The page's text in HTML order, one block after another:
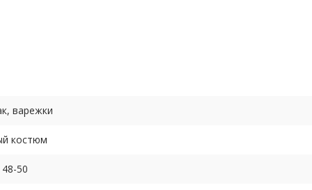
российские полномерные).
варежки
костюм
50